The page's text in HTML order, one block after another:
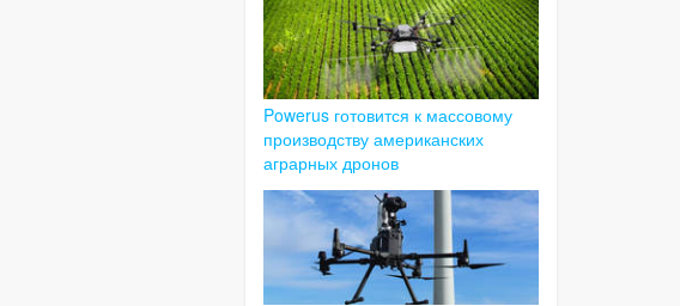
Powerus готовится к массовому
производству американских
аграрных дронов